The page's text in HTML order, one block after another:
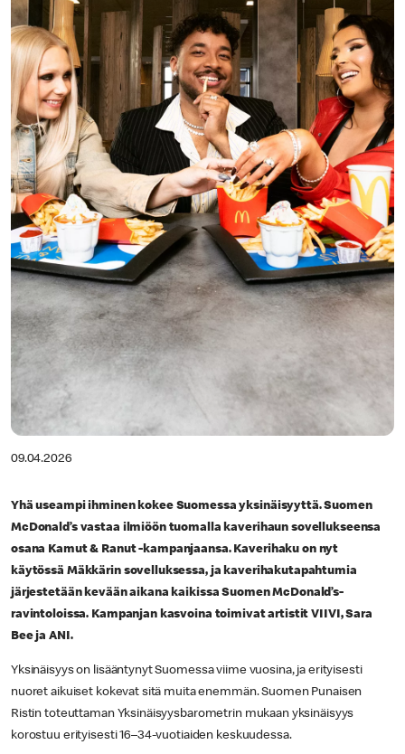
09.04.2026
Yhä useampi ihminen kokee Suomessa yksinäisyyttä. Suomen
McDonald’s vastaa ilmiöön tuomalla kaverihaun sovellukseensa
osana Kamut & Ranut -kampanjaansa. Kaverihaku on nyt
käytössä Mäkkärin sovelluksessa, ja kaverihakutapahtumia
järjestetään kevään aikana kaikissa Suomen McDonald’s-
ravintoloissa. Kampanjan kasvoina toimivat artistit VIIVI, Sara
Bee ja ANI.
Yksinäisyys on lisääntynyt Suomessa viime vuosina, ja erityisesti
nuoret aikuiset kokevat sitä muita enemmän. Suomen Punaisen
Ristin toteuttaman Yksinäisyysbarometrin mukaan yksinäisyys
korostuu erityisesti 16–34-vuotiaiden keskuudessa.